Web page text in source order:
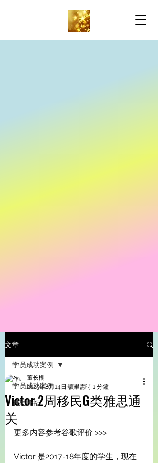
文章
学员成功案例
雅思托福
学员成功案例
Victor 2周移民G类雅思通
关
董长根
2025年8月14日 讀畢需時 1 分鐘
更多内容参考谷歌评价 >>>
Victor 是2017-18年度的学生，现在